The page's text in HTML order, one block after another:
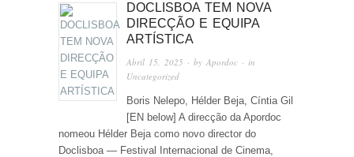
DOCLISBOA TEM NOVA
DIRECÇÃO E EQUIPA
ARTÍSTICA
Abril 15, 2025 · byApordoc · in
Uncategorized
Boris Nelepo, Hélder Beja, Cíntia Gil
[EN below] A direcção da Apordoc
nomeou Hélder Beja como novo director do
Doclisboa — Festival Internacional de Cinema,